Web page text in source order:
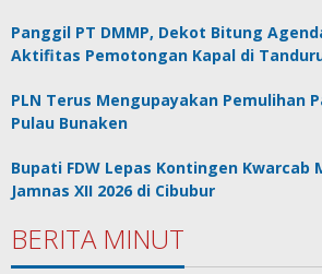
Panggil PT DMMP, Dekot Bitung
Aktifitas Pemotongan Kapal di
PLN Terus Mengupayakan Pemulihan
Pulau Bunaken
Bupati FDW Lepas Kontingen Kwarcab
Jamnas XII 2026 di Cibubur
BERITA MINUT